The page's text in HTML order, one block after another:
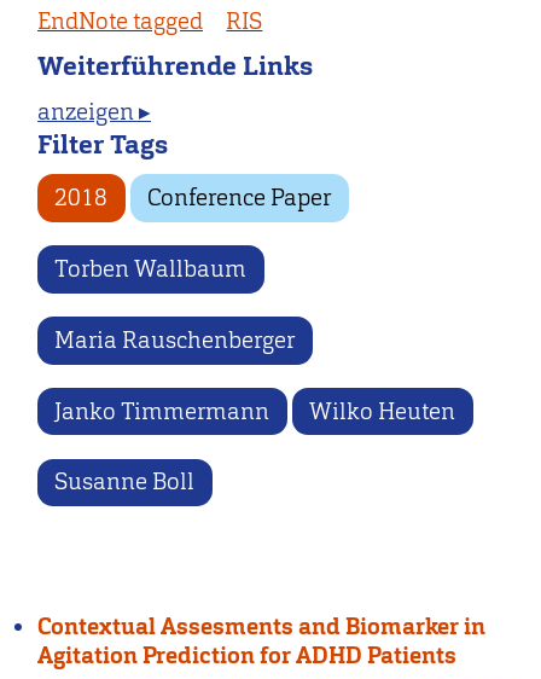
EndNote tagged RIS
Weiterführende Links
anzeigen ▸
Filter Tags
2018 Conference Paper
Torben Wallbaum
Maria Rauschenberger
Janko Timmermann Wilko Heuten
Susanne Boll
Contextual Assesments and Biomarker in
Agitation Prediction for ADHD Patients